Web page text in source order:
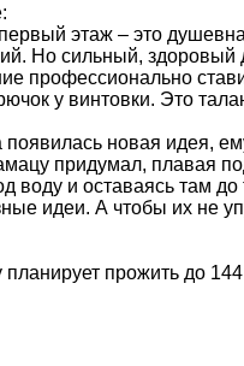
этаж – это
Но сильный, здоровый
профессионально
у винтовки. Это
появилась новая идея,
придумал, плавая
и оставаясь там
идеи. А чтобы их не
прожить до